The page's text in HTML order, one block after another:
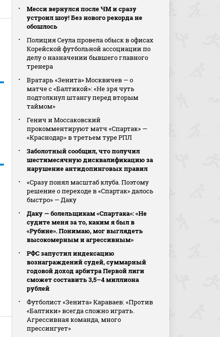
Месси вернулся после ЧМ и сразу
устроил шоу! Без нового рекорда не
обошлось
Полиция Сеула провела обыск в офисах
Корейской футбольной ассоциации по
делу о назначении бывшего главного
тренера
Вратарь «Зенита» Москвичев — о
матче с «Балтикой»: «Не зря чуть
подтолкнул штангу перед вторым
таймом»
Генич и Моссаковский
прокомментируют матч «Спартак» —
«Краснодар» в третьем туре РПЛ
Заболотный сообщил, что получил
шестимесячную дисквалификацию за
нарушение антидопинговых правил
«Сразу понял масштаб клуба. Поэтому
решение о переходе в «Спартак» далось
быстро» — Даку
Даку — болельщикам «Спартака»: «Не
судите меня за то, каким я был в
«Рубине». Понимаю, мог выглядеть
высокомерным и агрессивным»
РФС запустил индексацию
вознаграждений судей, суммарный
годовой доход арбитра Первой лиги
сможет составить 3,5–4 миллиона
рублей
Футболист «Зенита» Караваев: «Против
«Балтики» всегда сложно играть.
Агрессивная команда, много
прессингует»